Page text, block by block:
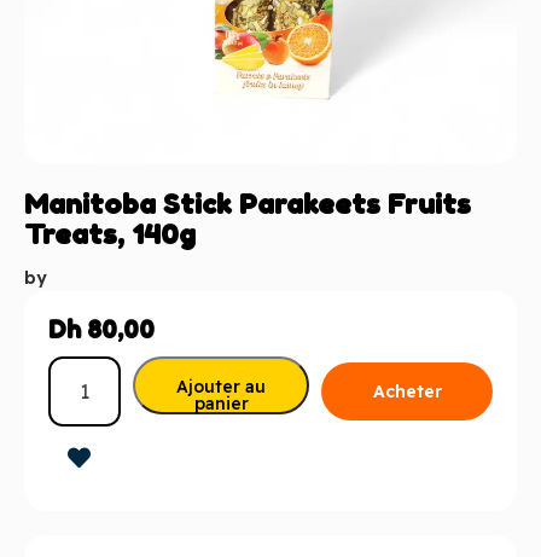
Manitoba Stick Parakeets Fruits
Treats, 140g
by
Dh80,00
Ajouter au
panier
Acheter